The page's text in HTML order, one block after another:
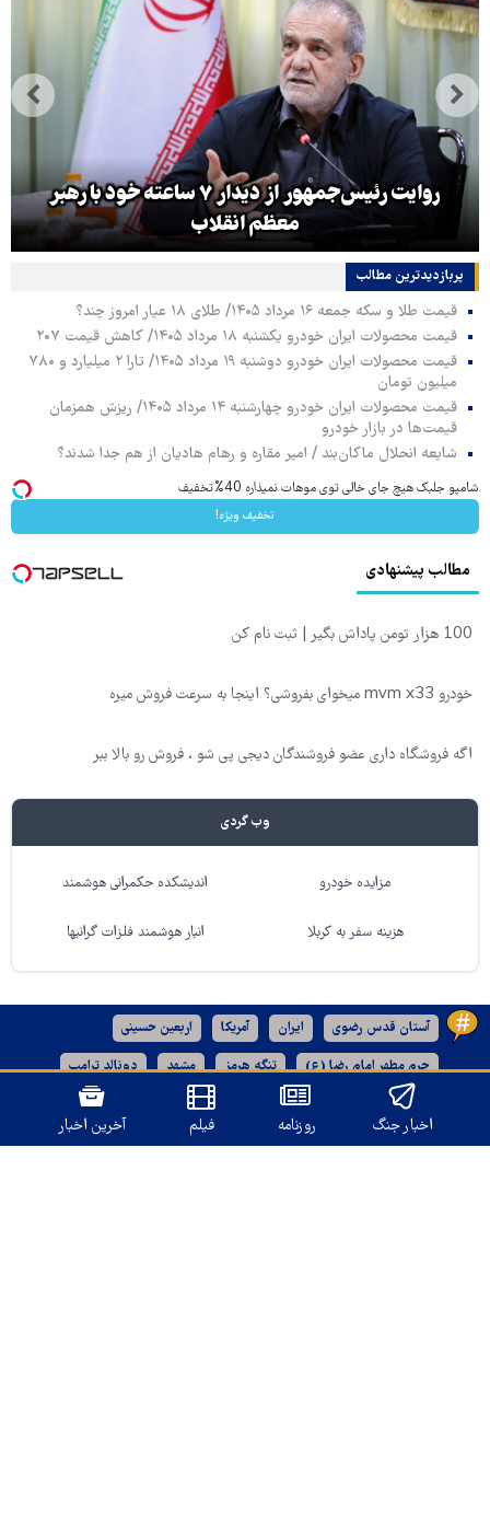
روایت رئیس‌جمهور از دیدار ۷ ساعته خود با رهبر
معظم انقلاب
پربازدیدترین‌ مطالب
قیمت طلا و سکه جمعه ۱۶ مرداد ۱۴۰۵/ طلای ۱۸ عیار امروز چند؟
قیمت محصولات ایران خودرو یکشنبه ۱۸ مرداد ۱۴۰۵/ کاهش قیمت ۲۰۷
قیمت محصولات ایران خودرو دوشنبه ۱۹ مرداد ۱۴۰۵/ تارا ۲ میلیارد و ۷۸۰
میلیون تومان
قیمت محصولات ایران خودرو چهارشنبه ۱۴ مرداد ۱۴۰۵/ ریزش همزمان
قیمت‌ها در بازار خودرو
شایعه انحلال ماکان‌بند / امیر مقاره و رهام هادیان از هم جدا شدند؟
شامپو جلبک هیچ جای خالی توی موهات نمیذاره 40%تخفیف
تخفیف ویژه!
مطالب پیشنهادی
100 هزار تومن پاداش بگیر | ثبت نام کن
خودرو mvm x33 میخوای بفروشی؟ اینجا به سرعت فروش میره
اگه فروشگاه داری عضو فروشندگان دیجی پی شو ، فروش رو بالا ببر
وب گردی
مزایده خودرو اندیشکده حکمرانی هوشمند
هزینه سفر به کربلا انبار هوشمند فلزات گرانبها
آستان قدس رضوی ایران آمریکا اربعین حسینی
حرم مطهر امام رضا (ع) تنگه هرمز مشهد دونالد ترامپ
خراسان رضوی دهه آخر ماه صفر
اخبار جنگ روزنامه فیلم آخرین اخبار